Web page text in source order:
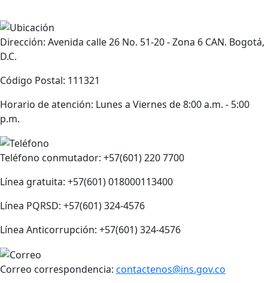
Dirección: Avenida calle 26 No. 51-20 - Zona 6 CAN. Bogotá,
D.C.
Código Postal: 111321
Horario de atención: Lunes a Viernes de 8:00 a.m. - 5:00
p.m.
Teléfono conmutador: +57(601) 220 7700
Línea gratuita: +57(601) 018000113400
Línea PQRSD: +57(601) 324-4576
Línea Anticorrupción: +57(601) 324-4576
Correo correspondencia: contactenos@ins.gov.co